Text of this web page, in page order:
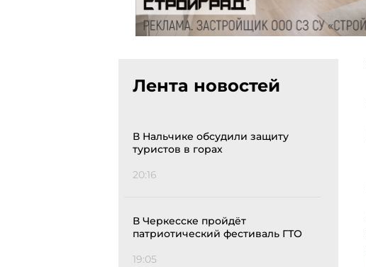
Лента новостей
В Нальчике обсудили защиту
туристов в горах
20:16
В Черкесске пройдёт
патриотический фестиваль ГТО
19:05